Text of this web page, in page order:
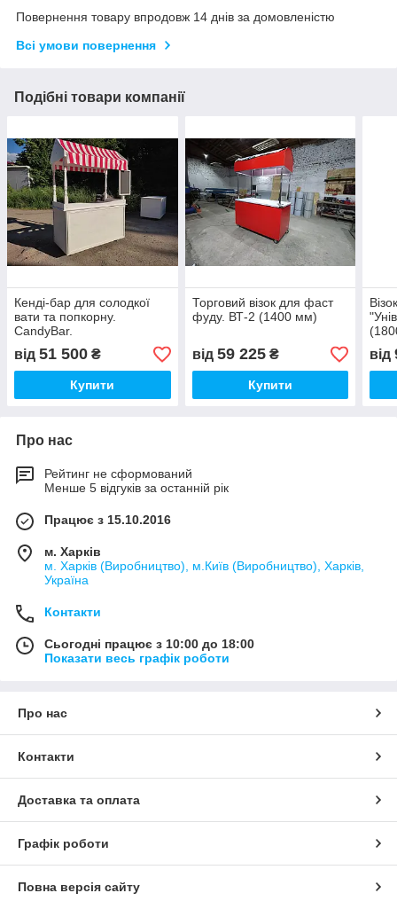
Повернення товару впродовж 14 днів за домовленістю
Всі умови повернення
Подібні товари компанії
Кенді-бар для солодкої
вати та попкорну.
CandyBar.
від 51 500 ₴
Купити
Торговий візок для фаст
фуду. ВТ-2 (1400 мм)
від 59 225₴
Купити
від
Про нас
Рейтинг не сформований
Менше 5 відгуків за останній рік
Працює з 15.10.2016
м. Харків
м. Харків (Виробництво), м.Київ (Виробництво), Харків,
Україна
Контакти
Сьогодні працює з 10:00 до 18:00
Показати весь графік роботи
Про нас
Контакти
Доставка та оплата
Графік роботи
Повна версія сайту